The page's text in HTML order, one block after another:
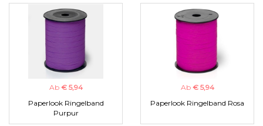
Ab € 5,94
Paperlook Ringelband
Purpur
Ab € 5,94
Paperlook Ringelband Rosa